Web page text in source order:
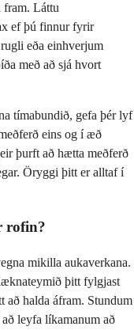
fram. Láttu
ef þú finnur fyrir
eða einhverjum
með að sjá hvort
tímabundið, gefa þér lyf
eins og í æð
þurft að hætta meðferð
Öryggi þitt er alltaf í
rofin?
mikilla aukaverkana.
þitt fylgjast
að halda áfram. Stundum
leyfa líkamanum að